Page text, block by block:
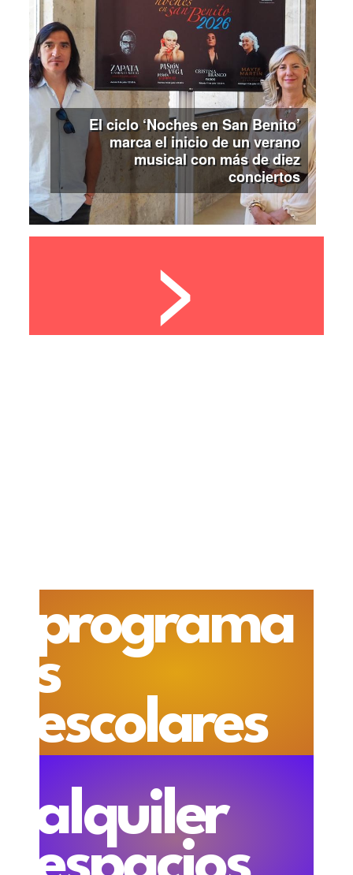
El ciclo ‘Noches en San Benito’
marca el inicio de un verano
musical con más de diez
conciertos
>
programa
s
escolares
alquiler